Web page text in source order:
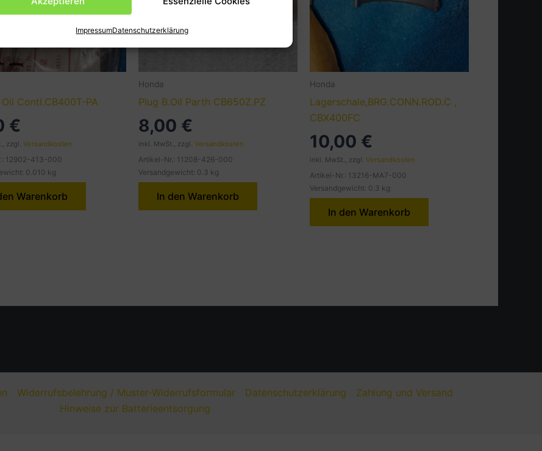
ImpressumDatenschutzerklärung
Contl.CB400T-PA
€
zzgl. Versandkosten
12902-413-000
0.010 kg
Warenkorb
Honda
Plug B.Oil Parth CB650Z.PZ
8,00 €
inkl. MwSt., zzgl. Versandkosten
Artikel-Nr.: 11208-426-000
Versandgewicht: 0.3 kg
In den Warenkorb
Honda
Lagerschale,BRG.CONN.ROD.C ,
CBX400FC
10,00 €
inkl. MwSt., zzgl. Versandkosten
Artikel-Nr.: 13216-MA7-000
Versandgewicht: 0.3 kg
In den Warenkorb
Widerrufsbelehrung / Muster-Widerrufsformular Datenschutzerklärung
Zahlung und Versand
Hinweise zur Batterieentsorgung